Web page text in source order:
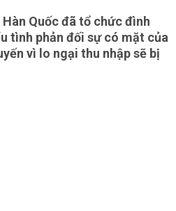
Quốc đã tổ chức đình
tình phản đối sự có mặt của
vì lo ngại thu nhập sẽ bị